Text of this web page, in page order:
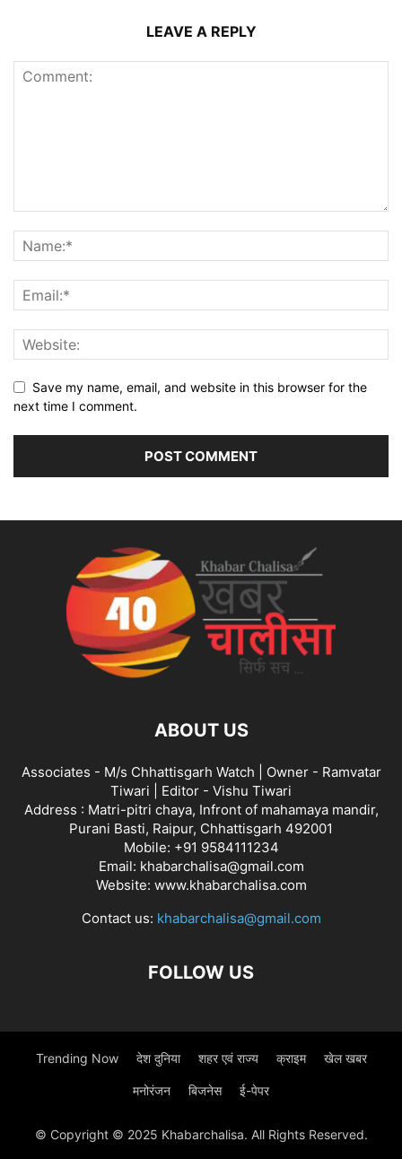
LEAVE A REPLY
Save my name, email, and website in this browser for the
next time I comment.
ABOUT US
Associates - M/s Chhattisgarh Watch | Owner - Ramvatar
Tiwari | Editor - Vishu Tiwari
Address : Matri-pitri chaya, Infront of mahamaya mandir,
Purani Basti, Raipur, Chhattisgarh 492001
Mobile: +91 9584111234
Email: khabarchalisa@gmail.com
Website: www.khabarchalisa.com
Contact us: khabarchalisa@gmail.com
FOLLOW US
Trending Now देश दुनिया शहर एवं राज्य क्राइम खेल खबर
मनोरंजन बिजनेस ई-पेपर
© Copyright © 2025 Khabarchalisa. All Rights Reserved.